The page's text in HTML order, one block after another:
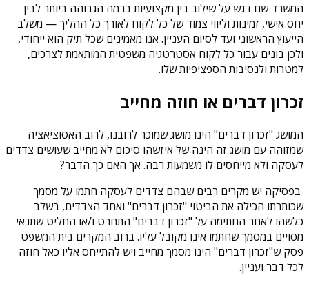
המשרד שם דגש על שילוב בין מקצועיות ברמה הגבוהה ביותר לבין
יחס אישי, זמינות וליווי צמוד של כל לקוח לאורך כל ההליך — משלב
הייעוץ הראשוני ועד לסיום העניין. אנו מאמינים שכל תיק הוא ייחודי,
ולכן בונים עבור כל לקוח אסטרטגיה משפטית המותאמת לצרכים,
למטרות ולנסיבות הספציפיות שלו.
זכרון דברים או חוזה מחייב
המושג "זכרון דברים" הינו מושג שמוכר לרובנו, לרוב האסוציאציה
שמזוהה עם מושג זה הינה של איזשהו סיכום לא מחייב שעושים צדדים
לעסקה ולא מייחסים לו משמעות רבה. אך האם כך הדבר?
בפסיקה יש מקרים רבים שבהם צדדים לעסקה חתמו על מסמך
שכותרתו הכילה את הביטוי "זכרון דברים" ואחד הצדדים, בשלב
כלשהו לאחר החתימה על "זכרון דברים" התחרט ו/או החליט שתנאי
מסויים במסמך שחתמו אינו מקובל עליו. ברוב המקרים בית המשפט
פסק ש"זכרון דברים" הינו מסמך מחייב ויש להתייחס אליו כאל חוזה
לכל דבר ועניין.